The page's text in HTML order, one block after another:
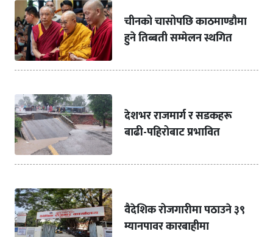
चीनको चासोपछि काठमाण्डौमा
हुने तिब्बती सम्मेलन स्थगित
देशभर राजमार्ग र सडकहरू
बाढी-पहिरोबाट प्रभावित
वैदेशिक रोजगारीमा पठाउने ३९
म्यानपावर कारबाहीमा